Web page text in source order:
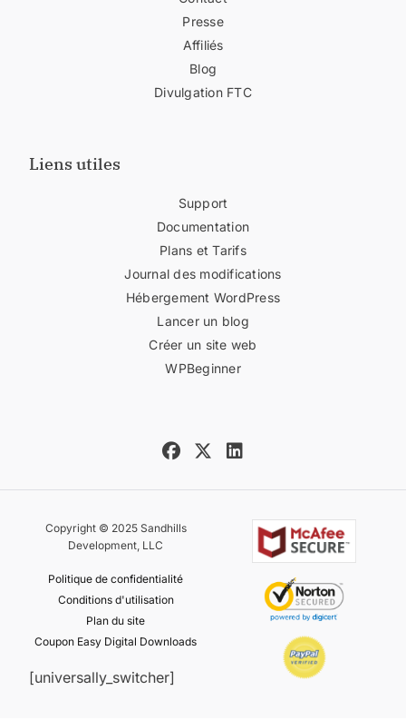
Presse
Affiliés
Blog
Divulgation FTC
Liens utiles
Support
Documentation
Plans et Tarifs
Journal des modifications
Hébergement WordPress
Lancer un blog
Créer un site web
WPBeginner
Copyright © 2025 Sandhills
Development, LLC
Politique de confidentialité
Conditions d'utilisation
Plan du site
Coupon Easy Digital Downloads
[universally_switcher]